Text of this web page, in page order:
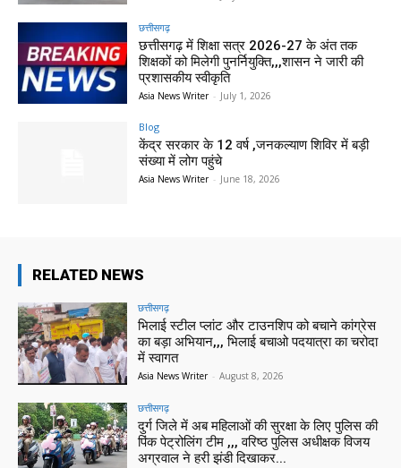
छत्तीसगढ़
छत्तीसगढ़ में शिक्षा सत्र 2026-27 के अंत तक
शिक्षकों को मिलेगी पुनर्नियुक्ति,,,शासन ने जारी की
प्रशासकीय स्वीकृति
Asia News Writer - July 1, 2026
Blog
केंद्र सरकार के 12 वर्ष ,जनकल्याण शिविर में बड़ी
संख्या में लोग पहुंचे
Asia News Writer - June 18, 2026
RELATED NEWS
छत्तीसगढ़
भिलाई स्टील प्लांट और टाउनशिप को बचाने कांग्रेस
का बड़ा अभियान,,, भिलाई बचाओ पदयात्रा का चरोदा
में स्वागत
Asia News Writer - August 8, 2026
छत्तीसगढ़
दुर्ग जिले में अब महिलाओं की सुरक्षा के लिए पुलिस की
पिंक पेट्रोलिंग टीम ,,, वरिष्ठ पुलिस अधीक्षक विजय
अग्रवाल ने हरी झंडी दिखाकर...